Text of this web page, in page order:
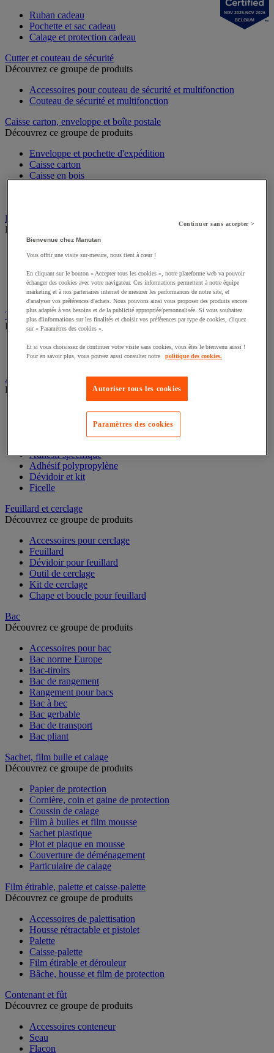
Ruban cadeau
Pochette et sac cadeau
Calage et protection cadeau
Cutter et couteau de sécurité
Découvrez ce groupe de produits
Accessoires pour couteau de sécurité et multifonction
Couteau de sécurité et multifonction
Caisse carton, enveloppe et boîte postale
Découvrez ce groupe de produits
Enveloppe et pochette d'expédition
Caisse carton
Caisse en bois
Étiquette et marquage
Découvrez ce groupe de produits
Pochette porte-document
Étiquette de marquage et pistolet
Pochoir
Étiquette d'expédition et distributeur
Table d’emballage et dérouleur
Découvrez ce groupe de produits
Table d'emballage
Dérouleur coupeur
Adhésif, agrafeuse et collage
Découvrez ce groupe de produits
Adhésif personnalisable
Agrafeuse emballage
Adhésif spécifique
Adhésif polypropylène
Dévidoir et kit
Ficelle
Feuillard et cerclage
Découvrez ce groupe de produits
Accessoires pour cerclage
Feuillard
Dévidoir pour feuillard
Outil de cerclage
Kit de cerclage
Chape et boucle pour feuillard
Bac
Découvrez ce groupe de produits
Accessoires pour bac
Bac norme Europe
Bac-tiroirs
Bac de rangement
Rangement pour bacs
Bac à bec
Bac gerbable
Bac de transport
Bac pliant
Sachet, film bulle et calage
Découvrez ce groupe de produits
Papier de protection
Cornière, coin et gaine de protection
Coussin de calage
Film à bulles et film mousse
Sachet plastique
Plot et plaque en mousse
Couverture de déménagement
Particulaire de calage
Film étirable, palette et caisse-palette
Découvrez ce groupe de produits
Accessoires de palettisation
Housse rétractable et pistolet
Palette
Caisse-palette
Film étirable et dérouleur
Bâche, housse et film de protection
Contenant et fût
Découvrez ce groupe de produits
Accessoires conteneur
Seau
Flacon
NOV 2025-NOV 2026
BELGIUM
Continuer sans accepter >
Bienvenue chez Manutan
Vous offrir une visite sur-mesure, nous tient à cœur !
En cliquant sur le bouton « Accepter tous les cookies », notre plateforme web va pouvoir
échanger des cookies avec votre navigateur. Ces informations permettent à notre équipe
marketing et à nos partenaires internet de mesurer les performances de notre site, et
d'analyser vos préférences d'achats. Nous pouvons ainsi vous proposer des produits encore
plus adaptés à vos besoins et de la publicité appropriée/personnalisée. Si vous souhaitez
plus d'informations sur les finalités et choisir vos préférences par type de cookies, cliquez
sur « Paramètres des cookies ».
Et si vous choisissez de continuer votre visite sans cookies, vous êtes le bienvenu aussi !
Pour en savoir plus, vous pouvez aussi consulter notre
politique des cookies.
Autoriser tous les cookies
Paramètres des cookies